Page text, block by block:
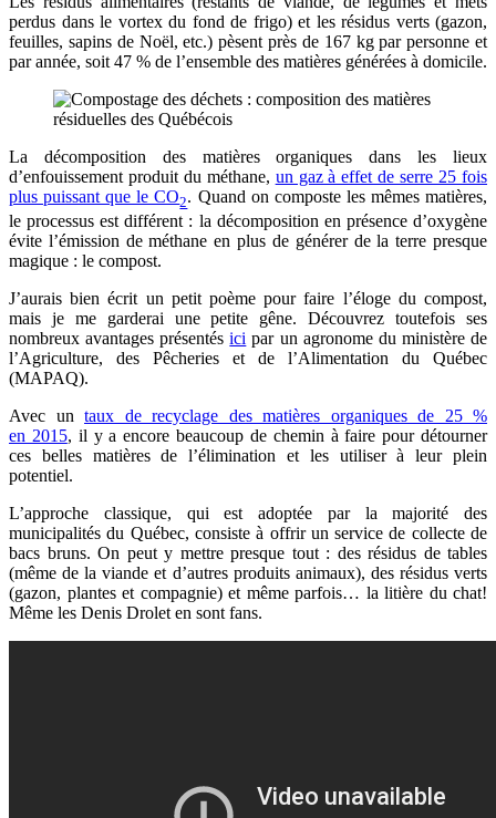
perdus dans le vortex du fond de frigo) et les résidus verts (gazon,
feuilles, sapins de Noël, etc.) pèsent près de 167 kg par personne et
par année, soit 47 % de l’ensemble des matières générées à domicile.
La décomposition des matières organiques dans les lieux
d’enfouissement produit du méthane, un gaz à effet de serre 25 fois
plus puissant que le CO2. Quand on composte les mêmes matières,
le processus est différent : la décomposition en présence d’oxygène
évite l’émission de méthane en plus de générer de la terre presque
magique : le compost.
J’aurais bien écrit un petit poème pour faire l’éloge du compost,
mais je me garderai une petite gêne. Découvrez toutefois ses
nombreux avantages présentésici par un agronome du ministère de
l’Agriculture, des Pêcheries et de l’Alimentation du Québec
(MAPAQ).
Avec un taux de recyclage des matières organiques de 25 %
en 2015, il y a encore beaucoup de chemin à faire pour détourner
ces belles matières de l’élimination et les utiliser à leur plein
potentiel.
L’approche classique, qui est adoptée par la majorité des
municipalités du Québec, consiste à offrir un service de collecte de
bacs bruns. On peut y mettre presque tout : des résidus de tables
(même de la viande et d’autres produits animaux), des résidus verts
(gazon, plantes et compagnie) et même parfois… la litière du chat!
Même les Denis Drolet en sont fans.